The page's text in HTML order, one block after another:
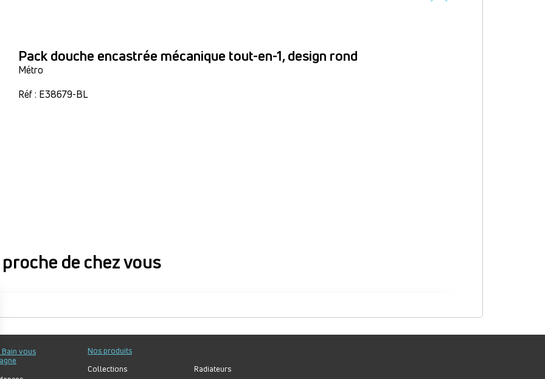
Pack douche encastrée mécanique tout-en-1, design rond
Métro
Réf : E38679-BL
de chez vous
de chez vous
Bain vous
Nos produits
Collections
Radiateurs